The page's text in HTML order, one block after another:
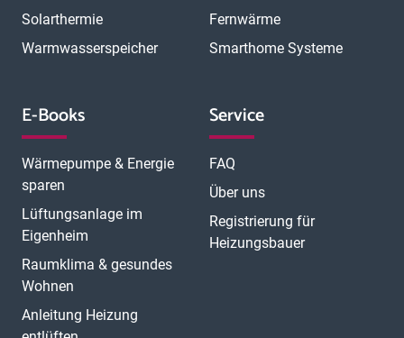
Solarthermie
Warmwasserspeicher
Fernwärme
Smarthome Systeme
E-Books
Wärmepumpe & Energie
sparen
Lüftungsanlage im
Eigenheim
Raumklima & gesundes
Wohnen
Anleitung Heizung
Service
FAQ
Über uns
Registrierung für
Heizungsbauer